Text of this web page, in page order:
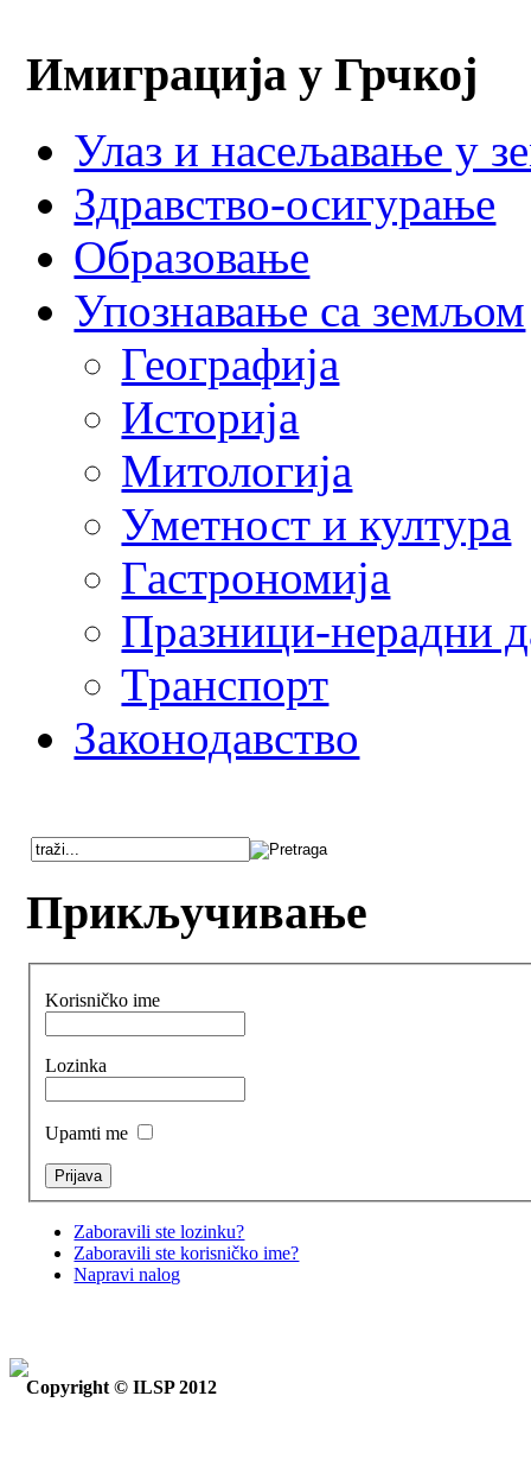
Имиграција у Грчкој
Улаз и насељавање у
Здравство-осигурање
Образовање
Упознавање са земљом
Географија
Историја
Митологија
Уметност и култура
Гастрономија
Празници-нерадни
Транспорт
Законодавство
Прикључивање
Korisničko ime
Lozinka
Upamti me
Zaboravili ste lozinku?
Zaboravili ste korisničko ime?
Napravi nalog
Copyright © ILSP 2012